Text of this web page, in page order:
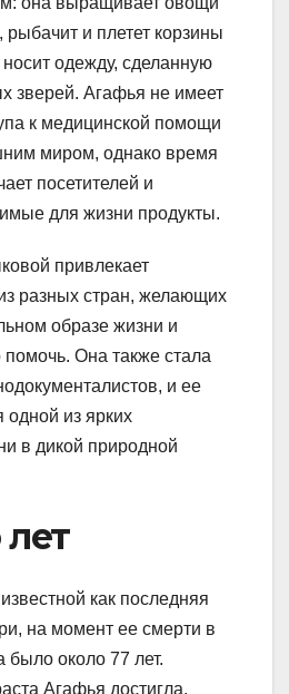
рыбачит и плетет корзины
одежду, сделанную
зверей. Агафья не имеет
к медицинской помощи
миром, однако время
посетителей и
для жизни продукты.
привлекает
разных стран, желающих
образе жизни и
помочь. Она также стала
и ее
одной из ярких
в дикой природной
как последняя
на момент ее смерти в
было около 77 лет.
Агафья достигла,